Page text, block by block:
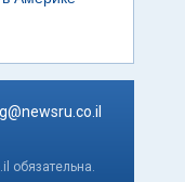
обязательна.